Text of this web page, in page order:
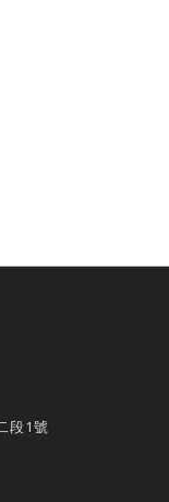
段1號